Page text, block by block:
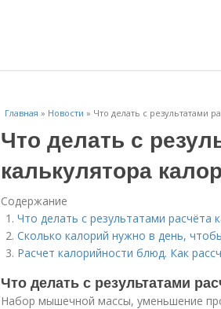
Главная » Новости » Что делать с результатами
Что делать с
калькулятора
Содержание
Что делать с результатами расчёта
Сколько калорий нужно в день,
Расчет калорийности блюд. Как
Что делать с результатами
Набор мышечной массы, уменьшение